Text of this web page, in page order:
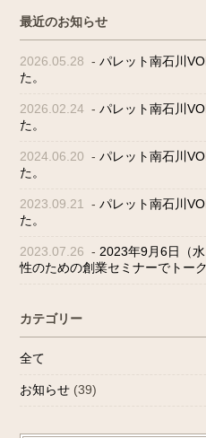
最近のお知らせ
2026.05.28 -パレット南石川
た。
2026.02.24 -パレット南石川
た。
2024.06.20 -パレット南石川
た。
2023.09.21 -パレット南石川
た。
2023.07.26 -2023年9月6日（
性のための創業セミナーでトー
カテゴリー
全て
お知らせ (39)